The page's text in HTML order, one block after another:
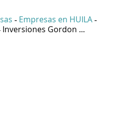
- Empresas en HUILA -
Inversiones Gordon ...